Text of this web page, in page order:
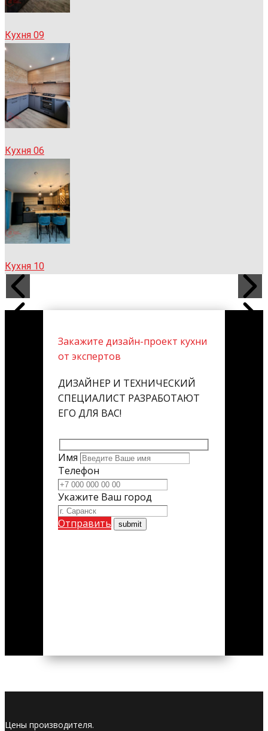
Кухня 09
Кухня 06
Кухня 10
Закажите дизайн-проект кухни
от экспертов
ДИЗАЙНЕР И ТЕХНИЧЕСКИЙ
СПЕЦИАЛИСТ РАЗРАБОТАЮТ
ЕГО ДЛЯ ВАС!
Имя
Телефон
Укажите Ваш город
Отправить
Цены производителя.